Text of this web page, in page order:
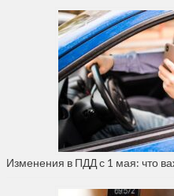
Изменения в ПДД с 1 мая: что